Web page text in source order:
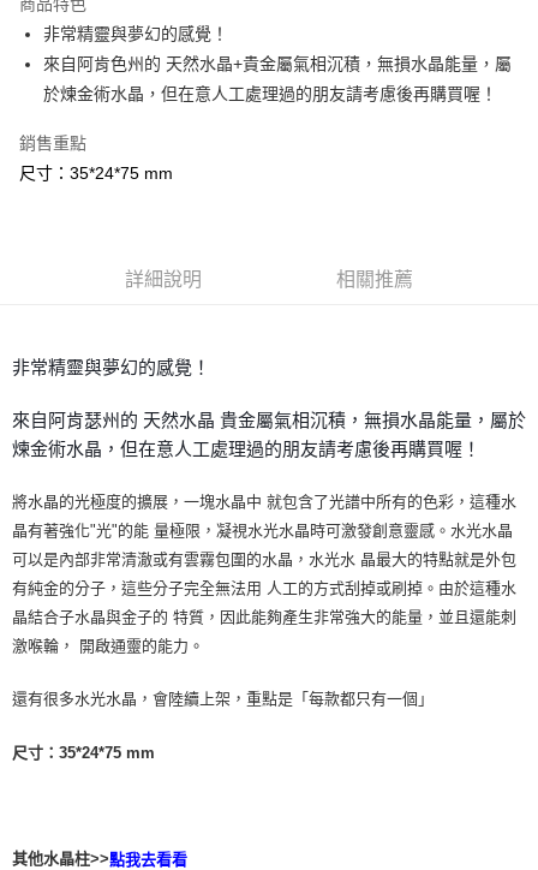
Apple Pay
街口支付
ATM付款
每筆NT$80，滿NT$3,000(含以上)免運費
每筆NT$80，滿NT$3,000(含以上)免運費
賣家宅配幫您送（台灣）
每筆NT$80，滿NT$3,000(含以上)免運費
郵局幫你送（離島）
每筆NT$80，滿NT$3,000(含以上)免運費
付款後門市自取
免運費
非常精靈與夢幻的感覺！
來自阿肯色州的 天然水晶+貴金屬氣相沉積，無損水晶能量，屬
於煉金術水晶，但在意人工處理過的朋友請考慮後再購買喔！
銷售重點
尺寸：35*24*75 mm
詳細說明 相關推薦
非常精靈與夢幻的感覺！
來自阿肯瑟州的 天然水晶 貴金屬氣相沉積，無損水晶能量，屬於
煉金術水晶，但在意人工處理過的朋友請考慮後再購買喔！
將水晶的光極度的擴展，一塊水晶中 就包含了光譜中所有的色彩，這種水
晶有著強化"光"的能 量極限，凝視水光水晶時可激發創意靈感。水光水晶
可以是內部非常清澈或有雲霧包圍的水晶，水光水 晶最大的特點就是外包
有純金的分子，這些分子完全無法用 人工的方式刮掉或刷掉。由於這種水
晶結合子水晶與金子的 特質，因此能夠產生非常強大的能量，並且還能刺
激喉輪， 開啟通靈的能力。
還有很多水光水晶，會陸續上架，重點是「每款都只有一個」
尺寸：35*24*75 mm
其他水晶柱>>點我去看看